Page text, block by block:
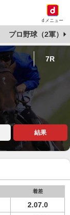
dメニュー
プロ野球（2軍）
7R
結果
着差
2.07.0